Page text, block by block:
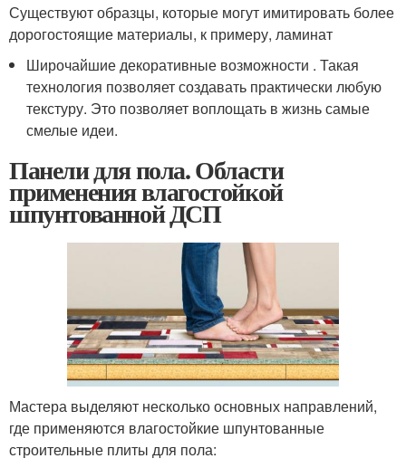
Существуют образцы, которые могут имитировать более
дорогостоящие материалы, к примеру, ламинат
Широчайшие декоративные возможности . Такая
технология позволяет создавать практически любую
текстуру. Это позволяет воплощать в жизнь самые
смелые идеи.
Панели для пола. Области
применения влагостойкой
шпунтованной ДСП
Мастера выделяют несколько основных направлений,
где применяются влагостойкие шпунтованные
строительные плиты для пола: